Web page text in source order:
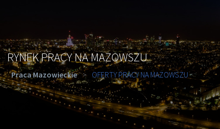
RYNEK PRACY NA MAZOWSZU
Praca Mazowieckie > OFERTY PRACY NA MAZOWSZU